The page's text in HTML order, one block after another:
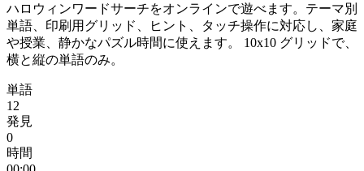
ハロウィンワードサーチをオンラインで遊べます。テーマ別
単語、印刷用グリッド、ヒント、タッチ操作に対応し、家庭
や授業、静かなパズル時間に使えます。
10x10 グリッドで、
横と縦の単語のみ。
単語
12
発見
0
時間